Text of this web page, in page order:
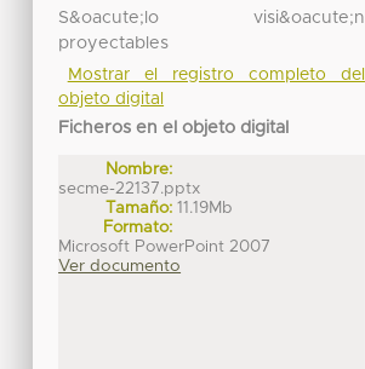
S&oacute;lo visi&oacute;n
proyectables
Mostrar el registro completo del
objeto digital
Ficheros en el objeto digital
Nombre:
secme-22137.pptx
Tamaño: 11.19Mb
Formato:
Microsoft PowerPoint 2007
Ver documento